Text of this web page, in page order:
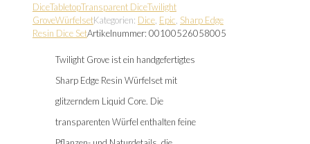
DiceTabletopTransparent DiceTwilight
GroveWürfelsetKategorien: Dice, Epic Sharp Edge
Resin Dice SetArtikelnummer: 00100526058005
Twilight Grove ist ein handgefertigtes
Sharp Edge Resin Würfelset mit
glitzerndem Liquid Core. Die
transparenten Würfel enthalten feine